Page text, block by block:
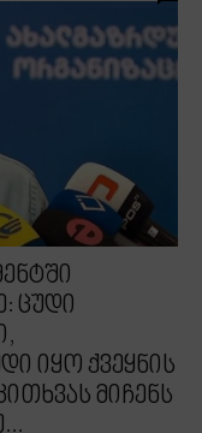
ცუდი
იყო ქვეყნის
მიჩენს